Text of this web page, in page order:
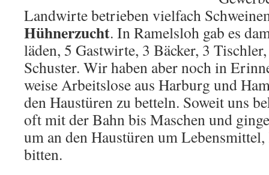
Landwirte betrieben vielfach
Hühnerzucht. In Ra­melsloh gab es
läden, 5 Gastwirte, 3 Bäcker, 3
Schuster. Wir haben aber noch in
weise Arbeitslose aus Harburg und
den Haustüren zu bet­teln. Soweit uns
oft mit der Bahn bis Maschen und
um an den Haustüren um
bitten.